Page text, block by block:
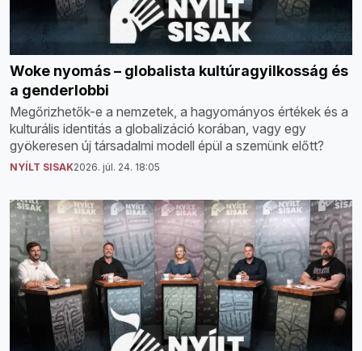
Woke nyomás – globalista kultúragyilkosság és
a genderlobbi
Megőrizhetők-e a nemzetek, a hagyományos értékek és a
kulturális identitás a globalizáció korában, vagy egy
gyökeresen új társadalmi modell épül a szemünk előtt?
NYÍLT SISAK2026. júl. 24. 18:05